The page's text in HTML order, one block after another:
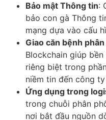
Bảo mật Thông tin:
bảo con gà Thông
mạng dựa vào cấu
Giao căn bệnh
Blockchain giúp
riêng biệt trong
niềm tin đến công
Ứng dụng trong
trong chuỗi phân
nơi bắt đầu nguồn